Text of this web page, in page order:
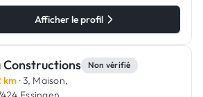
Afficher le profil
Constructions Non vérifié
km · 3, Maison,